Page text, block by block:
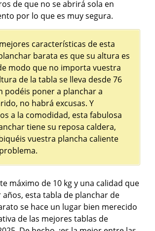
de que no se abrirá sola en
por lo que es muy segura.
características de esta
barata es que su altura es
modo que no importa vuestra
de la tabla se lleva desde 76
podéis poner a planchar a
no habrá excusas. Y
a la comodidad, esta fabulosa
tiene su reposa caldera,
vuestra plancha caliente
máximo de 10 kg y una calidad que
esta tabla de planchar de
se hace un lugar bien merecido
de las mejores tablas de